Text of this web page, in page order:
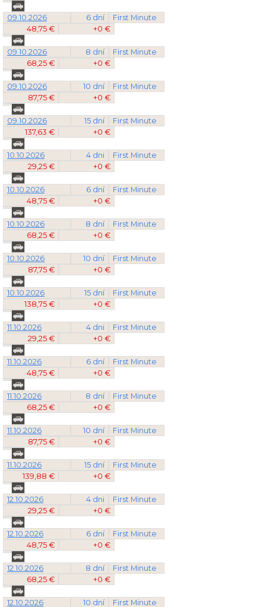
09.10.2026 6 dní
First Minute
48,75 €
+0 €
09.10.2026 8 dní
First Minute
68,25 €
+0 €
09.10.2026 10 dní
First Minute
87,75 €
+0 €
09.10.2026 15 dní
First Minute
137,63 €
+0 €
10.10.2026 4 dni
First Minute
29,25 €
+0 €
10.10.2026 6 dní
First Minute
48,75 €
+0 €
10.10.2026 8 dní
First Minute
68,25 €
+0 €
10.10.2026 10 dní
First Minute
87,75 €
+0 €
10.10.2026 15 dní
First Minute
138,75 €
+0 €
11.10.2026 4 dni
First Minute
29,25 €
+0 €
11.10.2026 6 dní
First Minute
48,75 €
+0 €
11.10.2026 8 dní
First Minute
68,25 €
+0 €
11.10.2026 10 dní
First Minute
87,75 €
+0 €
11.10.2026 15 dní
First Minute
139,88 €
+0 €
12.10.2026 4 dni
First Minute
29,25 €
+0 €
12.10.2026 6 dní
First Minute
48,75 €
+0 €
12.10.2026 8 dní
First Minute
68,25 €
+0 €
12.10.2026 10 dní First Minute